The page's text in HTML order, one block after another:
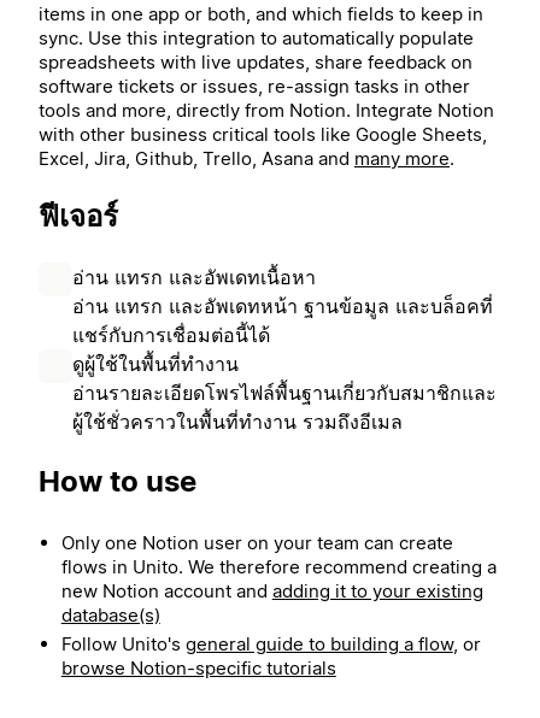
items in one app or both, and which fields to keep in
sync. Use this integration to automatically populate
spreadsheets with live updates, share feedback on
software tickets or issues, re-assign tasks in other
tools and more, directly from Notion. Integrate Notion
with other business critical tools like Google Sheets,
Excel, Jira, Github, Trello, Asana and many more.
ฟีเจอร์
อ่าน แทรก และอัพเดทเนื้อหา
อ่าน แทรก และอัพเดทหน้า ฐานข้อมูล และบล็อคที่
แชร์กับการเชื่อมต่อนี้ได้
ดูผู้ใช้ในพื้นที่ทำงาน
อ่านรายละเอียดโพรไฟล์พื้นฐานเกี่ยวกับสมาชิกและ
ผู้ใช้ชั่วคราวในพื้นที่ทำงาน รวมถึงอีเมล
How to use
Only one Notion user on your team can create
flows in Unito. We therefore recommend creating a
new Notion account and adding it to your existing
database(s)
Follow Unito's general guide to building a flow, or
browse Notion-specific tutorials